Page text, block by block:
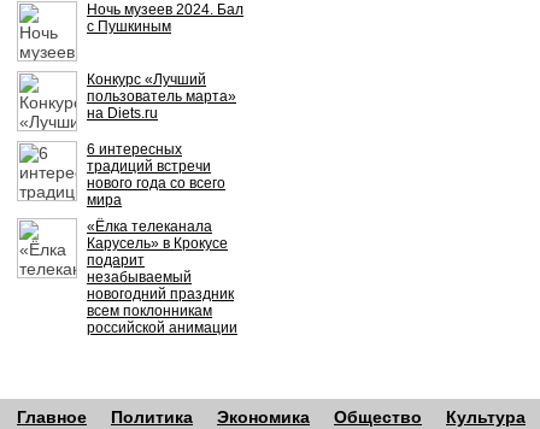
Ночь музеев 2024. Бал
с Пушкиным
Конкурс «Лучший
пользователь марта»
на Diets.ru
6 интересных
традиций встречи
нового года со всего
мира
«Ёлка телеканала
Карусель» в Крокусе
подарит
незабываемый
новогодний праздник
всем поклонникам
российской анимации
Главное Политика Экономика Общество Культура